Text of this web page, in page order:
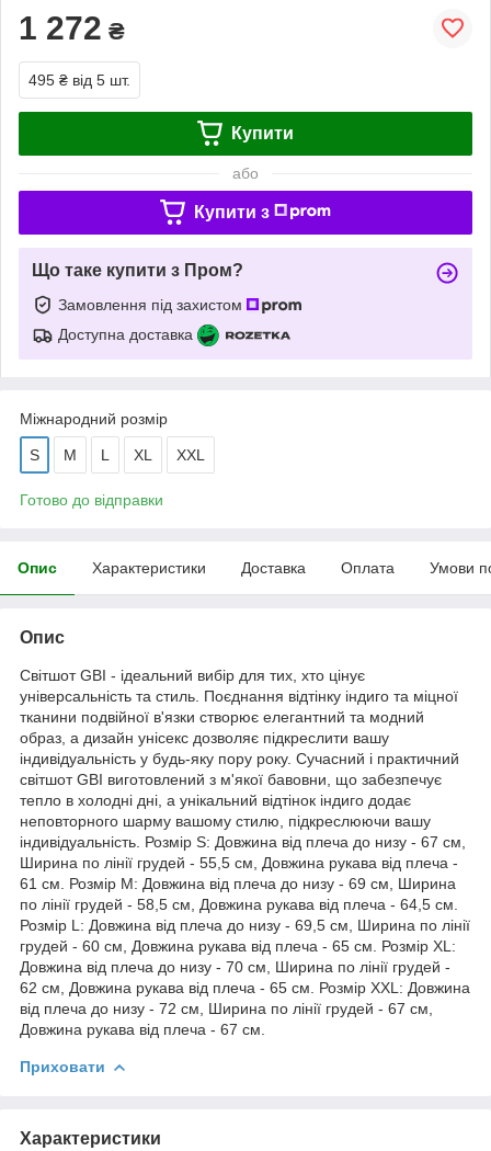
1 272 ₴
495 ₴ від 5 шт.
Купити
або
Купити з
Що таке купити з Пром?
Замовлення під захистом
Доступна доставка
Міжнародний розмір
S M L XL XXL
Готово до відправки
Опис Характеристики Доставка Оплата Умови
Опис
Світшот GBI - ідеальний вибір для тих, хто цінує
універсальність та стиль. Поєднання відтінку індиго та міцної
тканини подвійної в'язки створює елегантний та модний
образ, а дизайн унісекс дозволяє підкреслити вашу
індивідуальність у будь-яку пору року. Сучасний і практичний
світшот GBI виготовлений з м'якої бавовни, що забезпечує
тепло в холодні дні, а унікальний відтінок індиго додає
неповторного шарму вашому стилю, підкреслюючи вашу
індивідуальність. Розмір S: Довжина від плеча до низу - 67 см,
Ширина по лінії грудей - 55,5 см, Довжина рукава від плеча -
61 см. Розмір M: Довжина від плеча до низу - 69 см, Ширина
по лінії грудей - 58,5 см, Довжина рукава від плеча - 64,5 см.
Розмір L: Довжина від плеча до низу - 69,5 см, Ширина по лінії
грудей - 60 см, Довжина рукава від плеча - 65 см. Розмір XL:
Довжина від плеча до низу - 70 см, Ширина по лінії грудей -
62 см, Довжина рукава від плеча - 65 см. Розмір ХXL: Довжина
від плеча до низу - 72 см, Ширина по лінії грудей - 67 см,
Довжина рукава від плеча - 67 см.
Приховати
Характеристики